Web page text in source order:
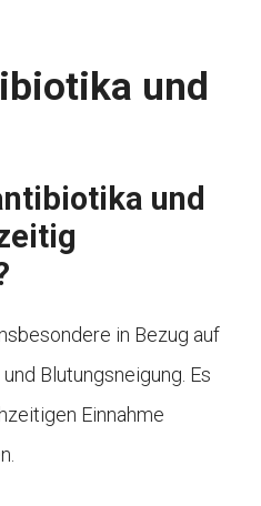
und
und
in Bezug auf
Blutungsneigung. Es
Einnahme